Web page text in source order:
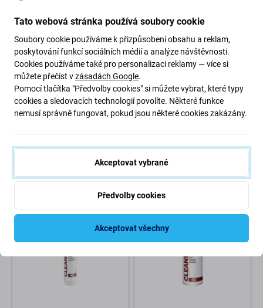
Micro Chip Electronic
rozprašovačem, 1000 ml,
Cleanser IPA
NA OBJEDNÁVKU
Micro Chip Electronic
Cartridge a Tiskové Hlavy -
100ml
25 Kč
SKLADEM 8 ks
Tato webová stránka používá soubory cookie
Soubory cookie používáme k přizpůsobení obsahu a reklam,
poskytování funkcí sociálních médií a analýze návštěvnosti.
Cookies používáme také pro personalizaci reklamy — více si
můžete přečíst vzásadách Google.
Pomocí tlačítka "Předvolby cookies" si můžete vybrat, které typy
cookies a sledovacích technologií povolíte. Některé funkce
nemusí správně fungovat, pokud jsou některé cookies zakázány.
Akceptovat vybrané
Předvolby cookies
Akceptovat všechny